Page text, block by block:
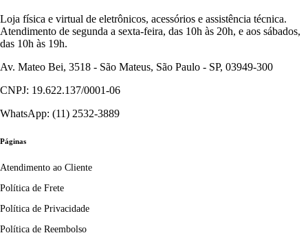
Loja física e virtual de eletrônicos, acessórios e assistência técnica.
Atendimento de segunda a sexta-feira, das 10h às 20h, e aos sábados,
das 10h às 19h.
Av. Mateo Bei, 3518 - São Mateus, São Paulo - SP, 03949-300
CNPJ: 19.622.137/0001-06
WhatsApp: (11) 2532-3889
Páginas
Atendimento ao Cliente
Política de Frete
Política de Privacidade
Política de Reembolso